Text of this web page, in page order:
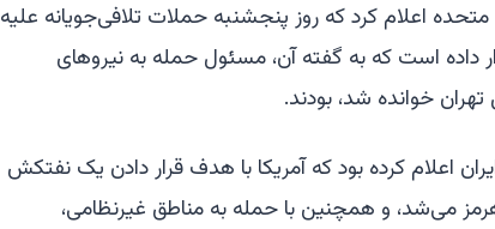
ایالات متحده اعلام کرد که روز پنجشنبه حملات تلافی‌جویانه علیه
داده است که به گفته آن، مسئول حمله به نیروهای
خوانده شد، بودند.
اعلام کرده بود که آمریکا با هدف قرار دادن یک نفتکش
می‌شد، و همچنین با حمله به مناطق غیرنظامی،